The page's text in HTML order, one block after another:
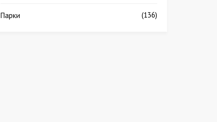
Парки (136)